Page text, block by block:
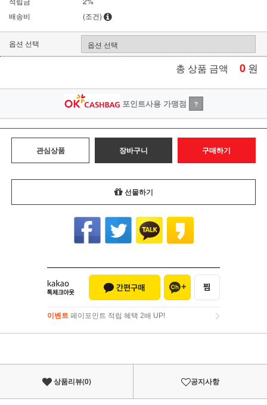
배송비
(조건)
옵션 선택
총 상품 금액 0 원
포인트사용 가맹점 ?
관심상품 장바구니 구매하기
선물하기
페이포인트 적립 혜택 2배 UP!
이벤트 페이포인트 적립 혜택 2배 UP!
상품리뷰(0) 공지사항